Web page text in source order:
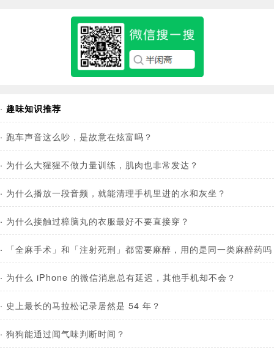
· 趣味知识推荐
· 跑车声音这么吵，是故意在炫富吗？
· 为什么大猩猩不做力量训练，肌肉也非常发达？
· 为什么播放一段音频，就能清理手机里进的水和灰坐？
· 为什么接触过樟脑丸的衣服最好不要直接穿？
· 「全麻手术」和「注射死刑」都需要麻醉，用的是同一类麻醉药
· 为什么 iPhone 的微信消息总有延迟，其他手机却不会？
· 史上最长的马拉松记录居然是 54 年？
· 狗狗能通过闻气味判断时间？